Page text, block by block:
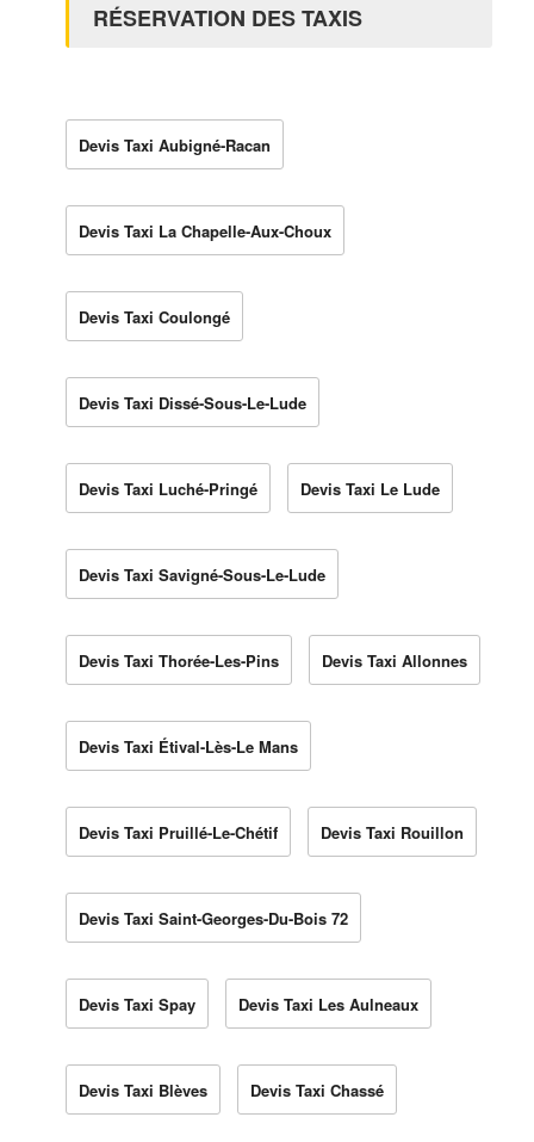
RÉSERVATION DES TAXIS
Devis Taxi Aubigné-Racan
Devis Taxi La Chapelle-Aux-Choux
Devis Taxi Coulongé
Devis Taxi Dissé-Sous-Le-Lude
Devis Taxi Luché-Pringé Devis Taxi Le Lude
Devis Taxi Savigné-Sous-Le-Lude
Devis Taxi Thorée-Les-Pins Devis Taxi Allonnes
Devis Taxi Étival-Lès-Le Mans
Devis Taxi Pruillé-Le-Chétif Devis Taxi Rouillon
Devis Taxi Saint-Georges-Du-Bois 72
Devis Taxi Spay Devis Taxi Les Aulneaux
Devis Taxi Blèves Devis Taxi Chassé